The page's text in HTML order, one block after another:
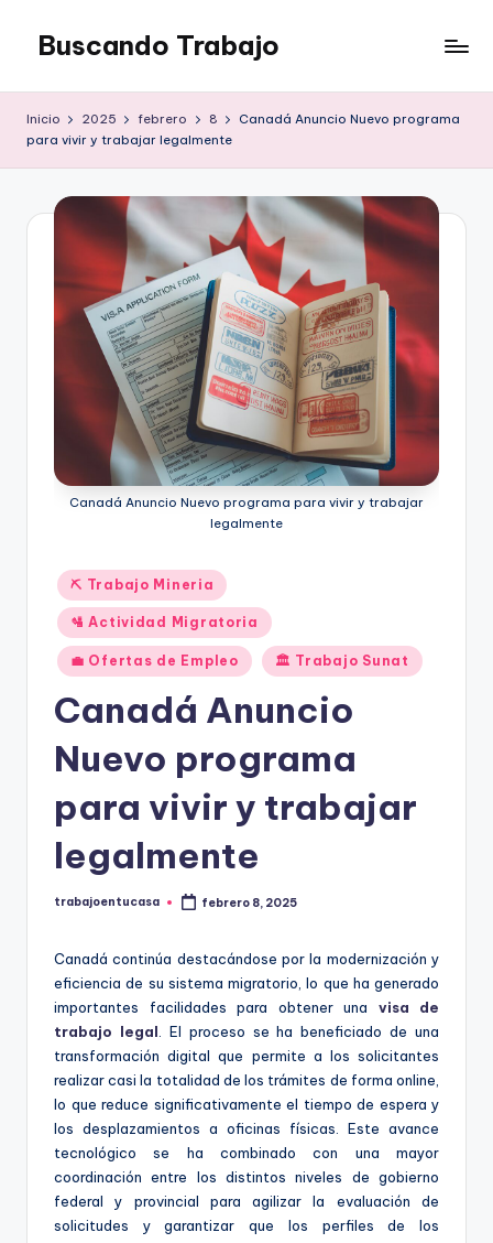
Saltar
contenido
Buscando Trabajo
Inicio 2025 febrero 8
Canadá Anuncio Nuevo programa
para vivir y trabajar legalmente
Canadá Anuncio Nuevo programa para vivir y trabajar
legalmente
Publicado
en
⛏️ Trabajo Mineria
🛂 Actividad Migratoria
💼 Ofertas de Empleo 🏛️ Trabajo Sunat
Canadá Anuncio
Nuevo programa
para vivir y trabajar
legalmente
Publicado
trabajoentucasa febrero 8, 2025
Canadá continúa destacándose por la modernización y
eficiencia de su sistema migratorio, lo que ha generado
importantes facilidades para obtener una visa de
trabajo legal . El proceso se ha beneficiado de una
transformación digital que permite a los solicitantes
realizar casi la totalidad de los trámites de forma online,
lo que reduce significativamente el tiempo de espera y
los desplazamientos a oficinas físicas. Este avance
tecnológico se ha combinado con una mayor
coordinación entre los distintos niveles de gobierno
federal y provincial para agilizar la evaluación de
solicitudes y garantizar que los perfiles de los